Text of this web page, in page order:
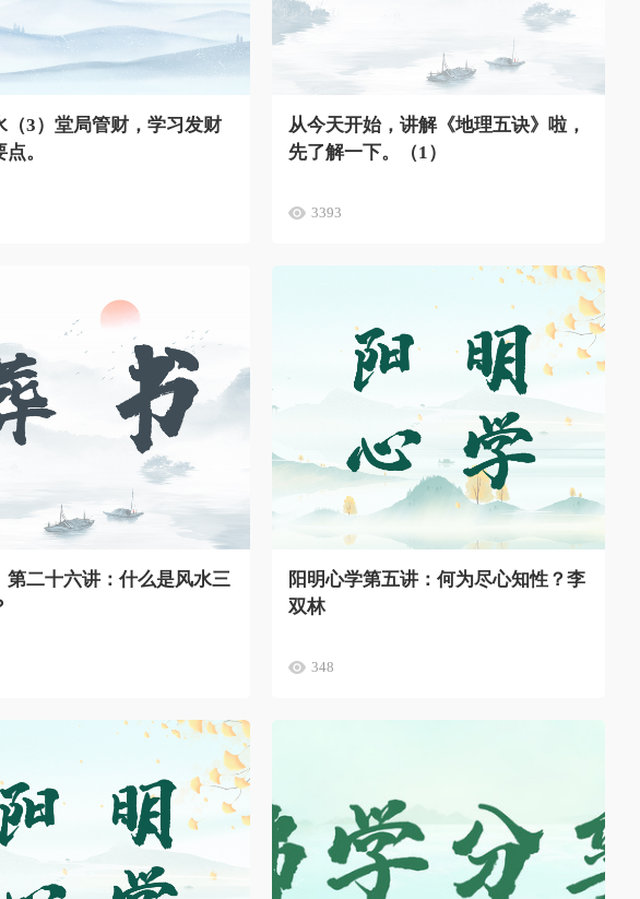
（3）堂局管财，学习发财
。
从今天开始，讲解《地理五诀》啦，
先了解一下。（1）
3393
第二十六讲：什么是风水三
阳明心学第五讲：何为尽心知性？李
双林
348